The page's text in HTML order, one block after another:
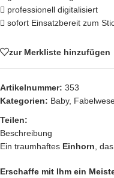
professionell digitalisiert
sofort Einsatzbereit zum
zur Merkliste hinzufügen
Artikelnummer: 353
Kategorien: Baby,
Teilen:
Beschreibung
Ein traumhaftes Einhorn ,
Erschaffe mit Ihm ein